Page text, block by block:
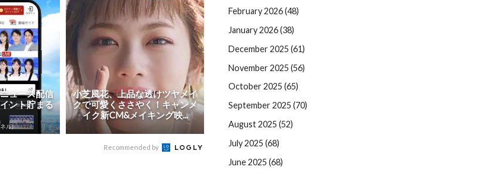
ュース配信
ント貯まる
ル)
小芝風花、上品な透けツヤメイ
クで可愛くささやく！キャンメ
イク新CM&メイキング映...
Recommended by
February 2026 (48)
January 2026 (38)
December 2025 (61)
November 2025 (56)
October 2025 (65)
September 2025 (70)
August 2025 (52)
July 2025 (68)
June 2025 (68)